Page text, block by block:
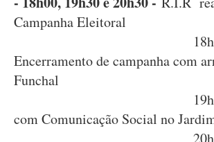
Campanha Eleitoral
18h00
Encerramento de campanha com
Funchal
19h30 -
com Comunicação Social no
20h30 -